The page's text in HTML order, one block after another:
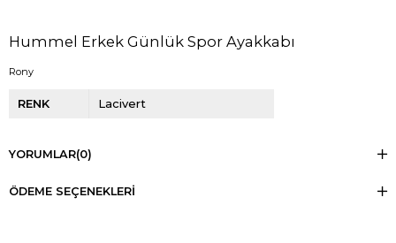
Hummel Erkek Günlük Spor Ayakkabı
Rony
RENK Lacivert
YORUMLAR(0)
ÖDEME SEÇENEKLERI